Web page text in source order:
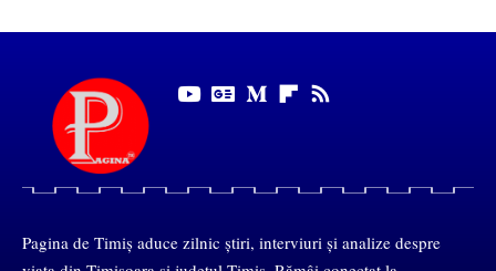
Pagina de Timiș aduce zilnic știri, interviuri și analize despre